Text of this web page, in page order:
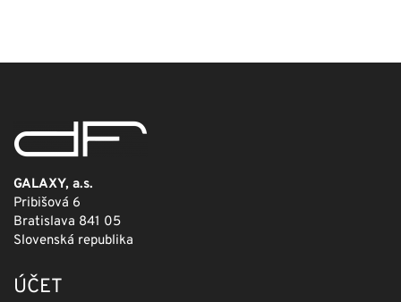
GALAXY, a.s.
Pribišová 6
Bratislava 841 05
Slovenská republika
ÚČET